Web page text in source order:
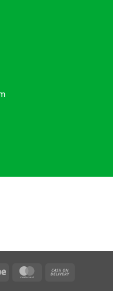
Stripe MasterCard